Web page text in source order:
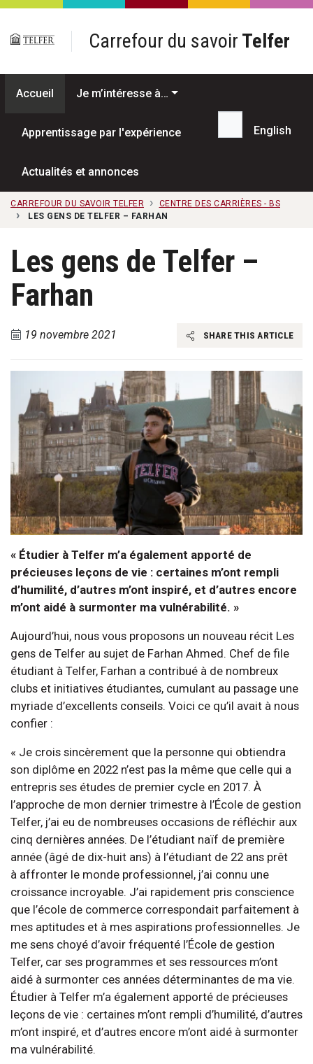
Passer au contenu principal
Carrefour du savoir Telfer
Accueil Je m’intéresse à…
Apprentissage par l'expérience
Actualités et annonces
Recherche...
English
CARREFOUR DU SAVOIR TELFER
CENTRE DES CARRIÈRES - BS
LES GENS DE TELFER – FARHAN
Les gens de Telfer –
Farhan
19 novembre 2021 SHARE THIS ARTICLE
« Étudier à Telfer m’a également apporté de
précieuses leçons de vie : certaines m’ont rempli
d’humilité, d’autres m’ont inspiré, et d’autres encore
m’ont aidé à surmonter ma vulnérabilité. »
Aujourd’hui, nous vous proposons un nouveau récit Les
gens de Telfer au sujet de Farhan Ahmed. Chef de file
étudiant à Telfer, Farhan a contribué à de nombreux
clubs et initiatives étudiantes, cumulant au passage une
myriade d’excellents conseils. Voici ce qu’il avait à nous
confier :
« Je crois sincèrement que la personne qui obtiendra
son diplôme en 2022 n’est pas la même que celle qui a
entrepris ses études de premier cycle en 2017. À
l’approche de mon dernier trimestre à l’École de gestion
Telfer, j’ai eu de nombreuses occasions de réfléchir aux
cinq dernières années. De l’étudiant naïf de première
année (âgé de dix-huit ans) à l’étudiant de 22 ans prêt
à affronter le monde professionnel, j’ai connu une
croissance incroyable. J’ai rapidement pris conscience
que l’école de commerce correspondait parfaitement à
mes aptitudes et à mes aspirations professionnelles. Je
me sens choyé d’avoir fréquenté l’École de gestion
Telfer, car ses programmes et ses ressources m’ont
aidé à surmonter ces années déterminantes de ma vie.
Étudier à Telfer m’a également apporté de précieuses
leçons de vie : certaines m’ont rempli d’humilité, d’autres
m’ont inspiré, et d’autres encore m’ont aidé à surmonter
ma vulnérabilité.